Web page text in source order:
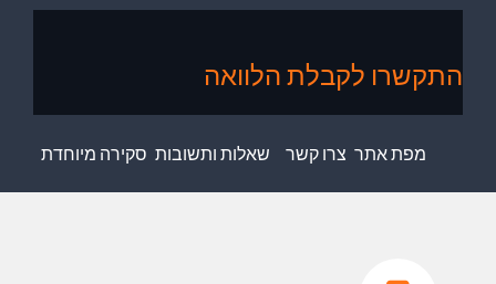
התקשרו לקבלת הלוואה
סקירה מיוחדת שאלות ותשובות צרו קשר מפת אתר